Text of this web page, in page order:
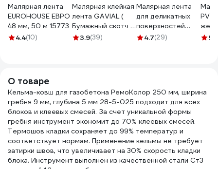
Малярная лента
EUROHOUSE ЕВРО
48 мм, 50 м 15773
4.4(10)
Малярная клейкая
лента GAVIAL (
Бумажный скотч /
КРЕПП )
3.9(39)
Малярная лента
для деликатных
поверхностей
IRFIX EXTRA 50
4.7(29)
PVC
5
О товаре
Кельма-ковш для газобетона РемоКолор 250 мм, ширина
гребня 9 мм, глубина 5 мм 28-5-025 подходит для всех
блоков и клеевых смесей. За счет уникальной формы
гребня инструмент экономит до 70% клеевых смесей.
Термошов кладки сохраняет до 99% температур и
соответствует нормам. Применение кельмы не требует
затирки швов, что увеличивает на 30% скорость кладки
блока. Инструмент выполнен из качественной стали Ст3